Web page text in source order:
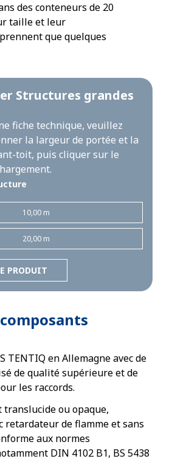
des conteneurs de 20
taille et leur
que quelques
Structures grandes
fiche technique, veuillez
la largeur de portée et la
toit, puis cliquer sur le
10,00 m
20,00 m
PRODUIT
TENTIQ en Allemagne avec de
de qualité supérieure et de
les raccords.
translucide ou opaque,
retardateur de flamme et sans
aux normes
DIN 4102 B1, BS 5438